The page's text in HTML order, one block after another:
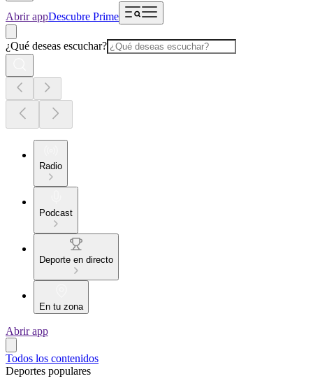
Abrir appDescubre Prime
¿Qué deseas escuchar?
Radio
Podcast
Deporte en directo
En tu zona
Abrir app
Todos los contenidos
Deportes populares